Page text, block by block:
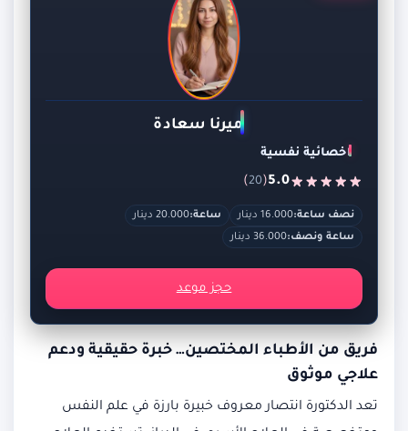
ميرنا سعادة
اخصائية نفسية
5.0
(
20
)
نصف ساعة:16.000 دينار ساعة:20.000 دينار
ساعة ونصف:36.000 دينار
حجز موعد
فريق من الأطباء المختصين… خبرة حقيقية ودعم
علاجي موثوق
تعد الدكتورة انتصار معروف خبيرة بارزة في علم النفس